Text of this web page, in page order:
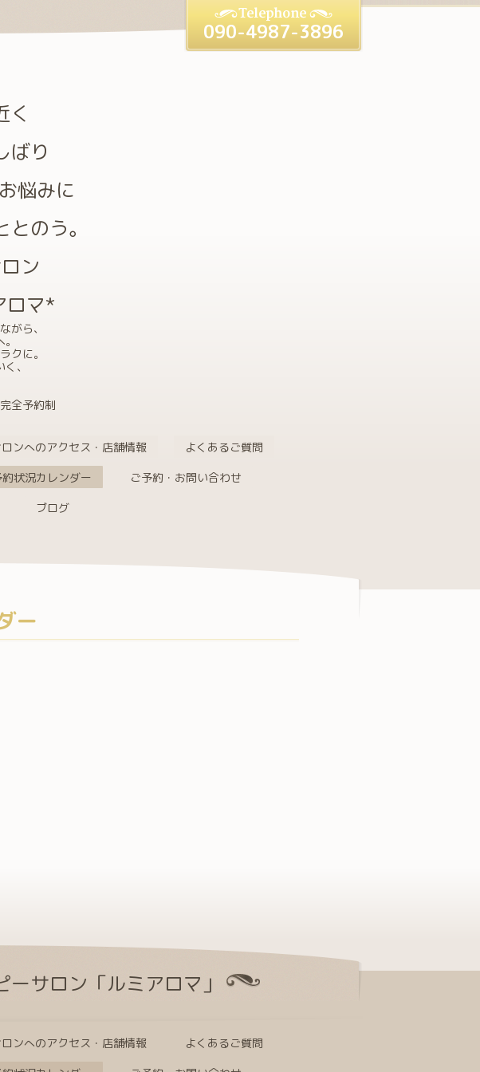
く
ばり
悩みに
のう。
ン
ロマ*
がら、
クに。
、
全予約制
090-4987-3896
ンへのアクセス・店舗情報
よくあるご質問
約状況カレンダー
ご予約・お問い合わせ
ブログ
ー
サロン「ルミアロマ」
ンへのアクセス・店舗情報
よくあるご質問